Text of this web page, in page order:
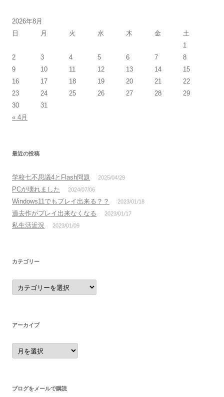
2026年8月
日
月 火 水 木 金
土
1
2
3 4 5 6 7
8
9
10 11 12 13 14
15
16
17 18 19 20 21
22
23
24 25 26 27 28
29
30
31
« 4月
最近の投稿
学校七不思議4とFlash問題 2025/04/29
PCが壊れました 2024/07/06
Windows11でもプレイ出来る？？ 2023/01/18
過去作がプレイ出来なくなる 2023/01/17
私生活近況 2023/01/09
カテゴリー
カ
テ
ゴ
アーカイブ
ア
ー
カ
ブログをメールで購読